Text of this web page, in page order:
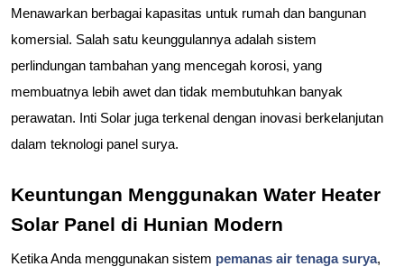
Menawarkan berbagai kapasitas untuk rumah dan bangunan
komersial. Salah satu keunggulannya adalah sistem
perlindungan tambahan yang mencegah korosi, yang
membuatnya lebih awet dan tidak membutuhkan banyak
perawatan. Inti Solar juga terkenal dengan inovasi berkelanjutan
dalam teknologi panel surya.
Keuntungan Menggunakan Water Heater
Solar Panel di Hunian Modern
Ketika Anda menggunakan sistem pemanas air tenaga surya,